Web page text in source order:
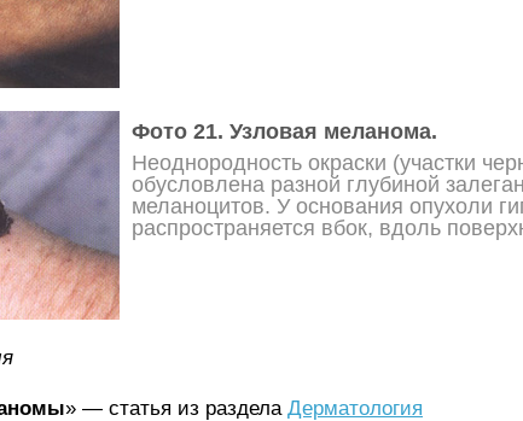
Фото 21. Узловая меланома.
Неоднородность окраски (участки
обусловлена разной глубиной
меланоцитов. У основания опухоли
распространяется вбок, вдоль
» — статья из раздела Дерматология